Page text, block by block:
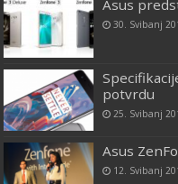
Asus
30. Svibanj
potvrdu
25. Svibanj
Asus
12. Svibanj